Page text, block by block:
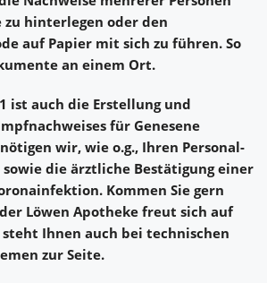
zu hinterlegen oder den
auf Papier mit sich zu führen. So
an einem Ort.
ist auch die Erstellung und
für Genesene
wir, wie o.g., Ihren Personal-
die ärztliche Bestätigung einer
Kommen Sie gern
Löwen Apotheke freut sich auf
Ihnen auch bei technischen
zur Seite.